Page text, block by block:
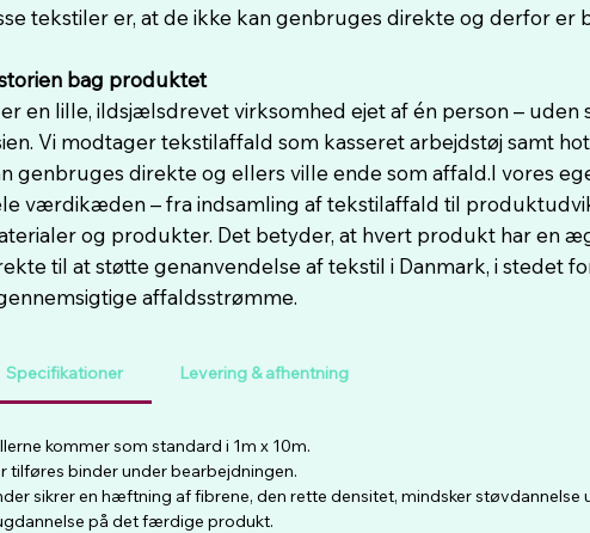
tekstiler er, at de ikke kan genbruges direkte og derfor er
bag produktet
en lille, ildsjælsdrevet virksomhed ejet af én person –
Vi modtager tekstilaffald som kasseret arbejdstøj samt
genbruges direkte og ellers ville ende som affald.I vores
værdikæden – fra indsamling af tekstilaffald til
og produkter. Det betyder, at hvert produkt har en
til at støtte genanvendelse af tekstil i Danmark, i stedet
affaldsstrømme.
Specifikationer Levering & afhentning
kommer som standard i 1m x 10m.
tilføres binder under bearbejdningen.
sikrer en hæftning af fibrene, den rette densitet, mindsker
på det færdige produkt.